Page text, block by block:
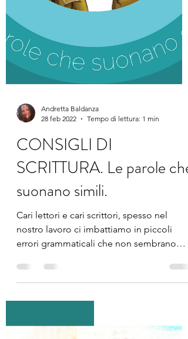
Andretta Baldanza
28 feb 2022
Tempo di lettura: 1 min
CONSIGLI DI
SCRITTURA. Le parole che
suonano simili.
Cari lettori e cari scrittori, spesso nel
nostro lavoro ci imbattiamo in piccoli
errori grammaticali che non sembrano